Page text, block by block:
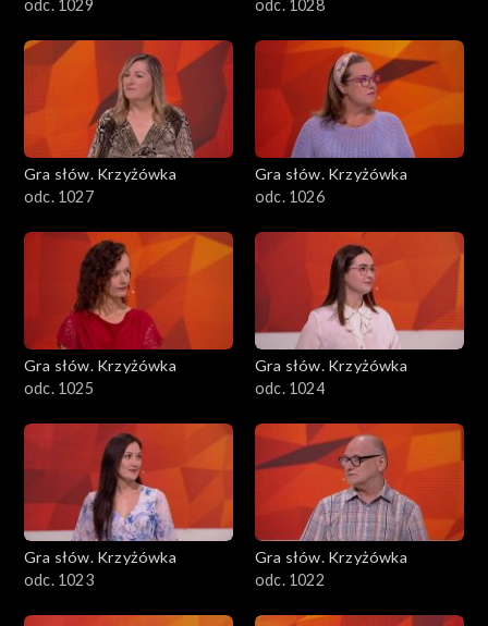
odc. 1029
odc. 1028
Gra słów. Krzyżówka
odc. 1027
Gra słów. Krzyżówka
odc. 1026
Gra słów. Krzyżówka
odc. 1025
Gra słów. Krzyżówka
odc. 1024
Gra słów. Krzyżówka
odc. 1023
Gra słów. Krzyżówka
odc. 1022